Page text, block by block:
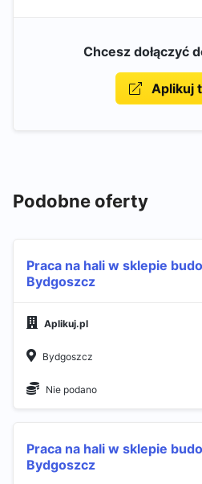
Chcesz dołączyć
Aplikuj
Podobne oferty
Praca na hali w sklepie
Bydgoszcz
Aplikuj.pl
Bydgoszcz
Nie podano
Praca na hali w sklepie
Bydgoszcz